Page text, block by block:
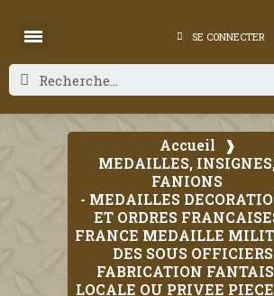
SE CONNECTER
Accueil
MEDAILLES,
FANIONS
- MEDAILLES
ET ORDRES
FRANCE MEDAILLE
DES SOUS OFFICIERS
FABRICATION
LOCALE OU PRIVEE